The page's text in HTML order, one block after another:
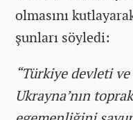
olmasını
şunları söyledi:
“Türkiye devleti
Ukrayna’nın